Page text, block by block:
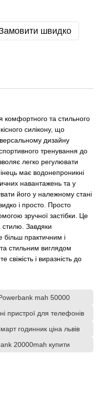
швидко
комфортного та стильного
силікону, що
дизайну
спортивного тренування до
легко регулювати
має водонепроникні
навантажень та у
його у належному стані
і просто. Просто
зручної застібки. Це
стилю. Завдяки
практичним і
стильним виглядом
і виразність до
mah 50000
пристрої для телефонів
годинник ціна львів
20000mah купити